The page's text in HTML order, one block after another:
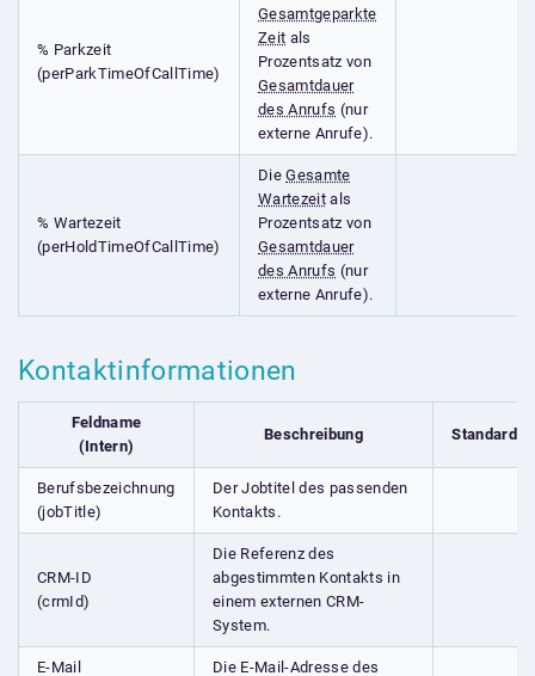
% Parkzeit
(perParkTimeOfCallTime)
Gesamtgeparkte
Zeit als
Prozentsatz von
Gesamtdauer
des Anrufs (nur
externe Anrufe).
% Wartezeit
(perHoldTimeOfCallTime)
DieGesamte
Wartezeitals
Prozentsatz von
Gesamtdauer
des Anrufs (nur
externe Anrufe).
Kontaktinformationen
Feldname
(Intern)
Beschreibung
Berufsbezeichnung
(jobTitle)
Der Jobtitel des passenden
Kontakts.
CRM-ID
(crmId)
Die Referenz des
abgestimmten Kontakts in
einem externen CRM-
System.
E-Mail
Die E-Mail-Adresse des